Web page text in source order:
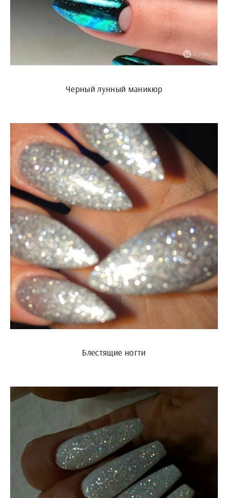
Черный лунный маникюр
Блестящие ногти